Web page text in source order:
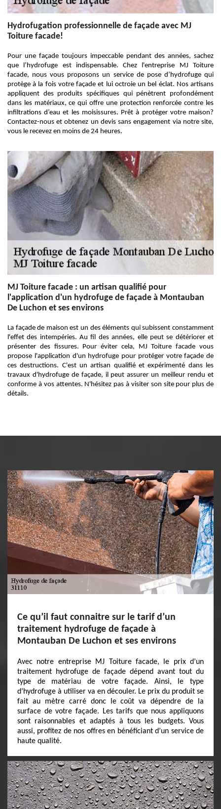
Hydrofugation professionnelle de façade avec MJ
Toiture facade!
Pour une façade toujours impeccable pendant des années, sachez
que l’hydrofuge est indispensable. Chez l'entreprise MJ Toiture
facade, nous vous proposons un service de pose d’hydrofuge qui
protège à la fois votre façade et lui octroie un bel éclat. Nos artisans
appliquent des produits spécifiques qui pénètrent profondément
dans les matériaux, ce qui offre une protection renforcée contre les
infiltrations d’eau et les moisissures. Prêt à protéger votre maison?
Contactez-nous et obtenez un devis sans engagement via notre site,
vous le recevez en moins de 24 heures.
MJ Toiture facade : un artisan qualifié pour
l'application d'un hydrofuge de façade à Montauban
De Luchon et ses environs
La façade de maison est un des éléments qui subissent constamment
l'effet des intempéries. Au fil des années, elle peut se détériorer et
présenter des fissures. Pour éviter cela, MJ Toiture facade vous
propose l'application d'un hydrofuge pour protéger votre façade de
ces destructions. C'est un artisan qualifié et expérimenté dans les
travaux d'hydrofuge de façade, il peut assurer un meilleur rendu et
conforme à vos attentes. N'hésitez pas à visiter son site pour plus de
détails.
Ce qu’il faut connaitre sur le tarif d’un
traitement hydrofuge de façade à
Montauban De Luchon et ses environs
Avec notre entreprise MJ Toiture facade, le prix d’un
traitement hydrofuge de façade dépend avant tout du
type de matériau de votre façade. Ainsi, le type
d’hydrofuge à utiliser va en découler. Le prix du produit se
fait au mètre carré donc le coût va dépendre de la
surface de votre façade. Les tarifs que nous appliquons
sont raisonnables et adaptés à tous les budgets. Vous
aussi, profitez de nos offres en bénéficiant d’un service de
haute qualité.